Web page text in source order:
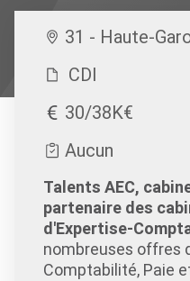
31 - Haute-
CDI
30/38K€
Aucun
Talents AEC,
partenaire des
d'Expertise-
nombreuses offres
Comptabilité, Paie